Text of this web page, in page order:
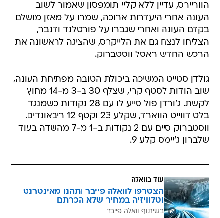
הווריירס, עדיין ללא קליי תומפסון שאמור לשוב
העונה אחרי היעדרות ארוכה, שמרו על מאזן מושלם
בקדם העונה ואחרי שגברו על פורטלנד ודנבר,
הצליחו לנצח גם את הלייקרס, שהציגה לראשונה את
הרכש החדש ראסל ווסטברוק.
גולדן סטייט המשיכה ביכולת הטובה מפתיחת העונה,
שוב הודות לסטף קרי, שצלף 30 ב-3 מ-14 מחוץ
לקשת. ג'ורדן פול סייע לו עם 28 נקודות כשמנגד
בלט דווייט הווארד, שקלע 23 וקטף 12 ריבאונדים.
ווסטברוק סיים עם 2 נקודות ב-1 מ-7 מהשדה בעוד
שלברון ג'יימס קלע 9.
עוד בוואלה
הצטרפו לוואלה פייבר ותהנו מאינטרנט
וטלוויזיה במחיר שלא הכרתם
בשיתוף וואלה פייבר